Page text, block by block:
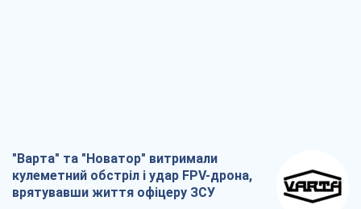
"Варта" та "Новатор" витримали
кулеметний обстріл і удар FPV-дрона,
врятувавши життя офіцеру ЗСУ